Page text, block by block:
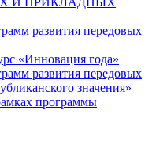
развития передовых
«Инновация года»
развития передовых
значения»
программы